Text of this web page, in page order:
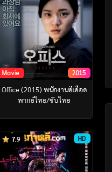
Movie 2015
Office (2015) พนักงานดีเดือด
พากย์ไทย/ซับไทย
7.9 HD